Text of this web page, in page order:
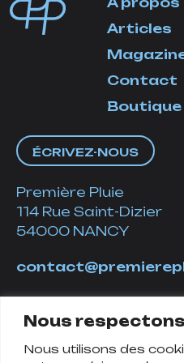
Nous
Nous utilisons des
Articles
Contact
Boutique
ÉCRIVEZ-NOUS
Première Pluie
114 Rue Saint-Dizier
54000 NANCY
Suivez-nous